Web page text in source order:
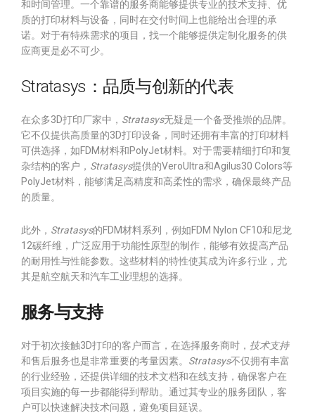
和时间管理。一个靠谱的服务商能够提供专业的技术支持、优
质的打印材料与设备，同时在交付时间上也能给出合理的承
诺。对于有特殊需求的项目，找一个能够提供定制化服务的供
应商更是必不可少。
Stratasys：品质与创新的代表
在众多3D打印厂家中， Stratasys无疑是一个备受推崇的品牌。
它不仅提供高质量的3D打印设备，同时还拥有丰富的打印材料
可供选择，如FDM材料和PolyJet材料。对于需要精细打印和复
杂结构的客户， Stratasys提供的VeroUltra和Agilus30 Colors等
PolyJet材料，能够满足高精度和高柔性的需求，确保最终产品
的质量。
此外， Stratasys的FDM材料系列，例如FDM Nylon CF10和尼龙
12碳纤维，广泛应用于功能性原型的制作，能够有效提高产品
的耐用性与性能参数。这些材料的特性使其成为许多行业，尤
其是航空航天和汽车工业理想的选择。
服务与支持
对于初次接触3D打印的客户而言，在选择服务商时， 技术支持
和售后服务也是非常重要的考量因素。 Stratasys不仅拥有丰富
的行业经验，还提供详细的技术文档和在线支持，确保客户在
项目实施的每一步都能得到帮助。通过其专业的服务团队，客
户可以快速解决技术问题，避免项目延误。